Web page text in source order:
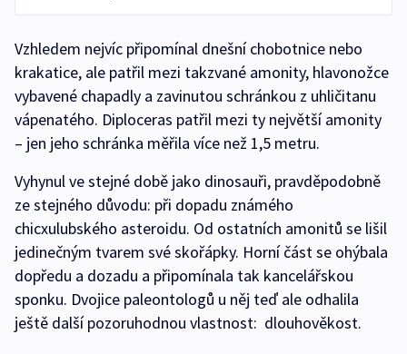
Vzhledem nejvíc připomínal dnešní chobotnice nebo
krakatice, ale patřil mezi takzvané amonity, hlavonožce
vybavené chapadly a zavinutou schránkou z uhličitanu
vápenatého. Diploceras patřil mezi ty největší amonity
– jen jeho schránka měřila více než 1,5 metru.
Vyhynul ve stejné době jako dinosauři, pravděpodobně
ze stejného důvodu: při dopadu známého
chicxulubského asteroidu. Od ostatních amonitů se lišil
jedinečným tvarem své skořápky. Horní část se ohýbala
dopředu a dozadu a připomínala tak kancelářskou
sponku. Dvojice paleontologů u něj teď ale odhalila
ještě další pozoruhodnou vlastnost: dlouhověkost.